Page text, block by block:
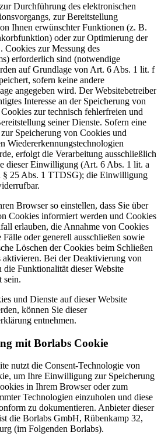
Durchführung des elektronischen
zur Bereitstellung
Ihnen erwünschter Funktionen (z. B.
oder zur Optimierung der
Cookies zur Messung des
erforderlich sind (notwendige
auf Grundlage von Art. 6 Abs. 1 lit. f
sofern keine andere
angegeben wird. Der Websitebetreiber
Interesse an der Speicherung von
zur technisch fehlerfreien und
seiner Dienste. Sofern eine
Speicherung von Cookies und
Wiedererkennungstechnologien
erfolgt die Verarbeitung ausschließlich
dieser Einwilligung (Art. 6 Abs. 1 lit. a
25 Abs. 1 TTDSG); die Einwilligung
Browser so einstellen, dass Sie über
Cookies informiert werden und Cookies
erlauben, die Annahme von Cookies
Fälle oder generell ausschließen sowie
Löschen der Cookies beim Schließen
aktivieren. Bei der Deaktivierung von
die Funktionalität dieser Website
sein.
und Dienste auf dieser Website
können Sie dieser
entnehmen.
mit Borlabs Cookie
nutzt die Consent-Technologie von
um Ihre Einwilligung zur Speicherung
in Ihrem Browser oder zum
Technologien einzuholen und diese
zu dokumentieren. Anbieter dieser
die Borlabs GmbH, Rübenkamp 32,
(im Folgenden Borlabs).